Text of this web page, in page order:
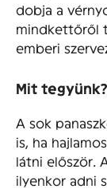
dobja a
mindkettőről
emberi
Mit tegyünk?
A sok
is, ha
látni először.
ilyenkor adni